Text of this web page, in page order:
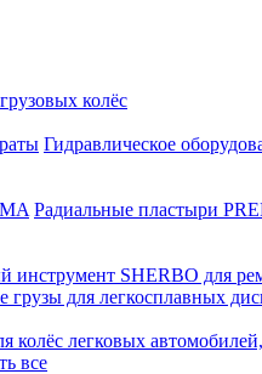
колёс
Гидравлическое
Радиальные пластыри
инструмент SHERBO для
грузы для легкосплавных
колёс легковых
все